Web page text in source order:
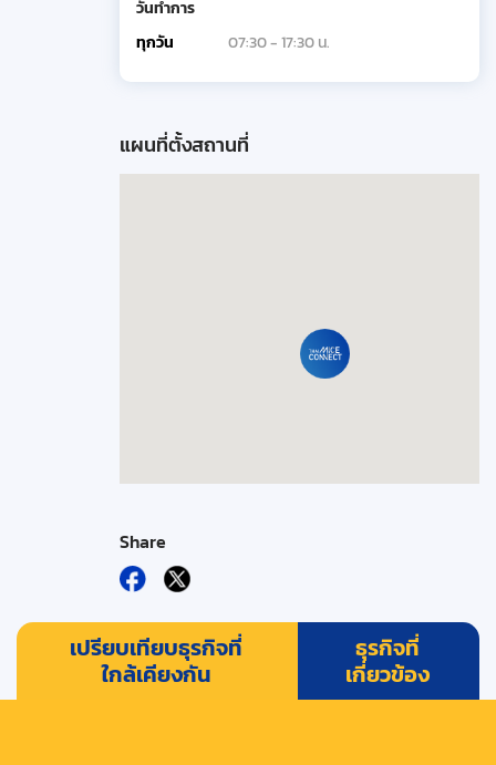
วันทำการ
ทุกวัน
07:30 - 17:30 น.
แผนที่ตั้งสถานที่
Share
เปรียบเทียบธุรกิจที่
ใกล้เคียงกัน
ธุรกิจที่
เกี่ยวข้อง